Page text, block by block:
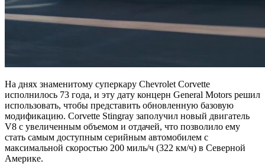
На днях знаменитому суперкару Chevrolet Corvette
исполнилось 73 года, и эту дату концерн General Motors решил
использовать, чтобы представить обновленную базовую
модификацию. Corvette Stingray заполучил новый двигатель
V8 с увеличенным объемом и отдачей, что позволило ему
стать самым доступным серийным автомобилем с
максимальной скоростью 200 миль/ч (322 км/ч) в Северной
Америке.